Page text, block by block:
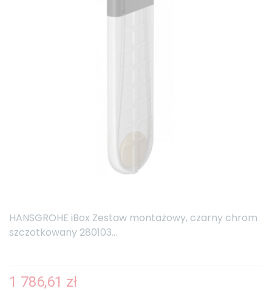
HANSGROHE iBox Zestaw montażowy, czarny chrom
szczotkowany 280103...
1 786,61 zł